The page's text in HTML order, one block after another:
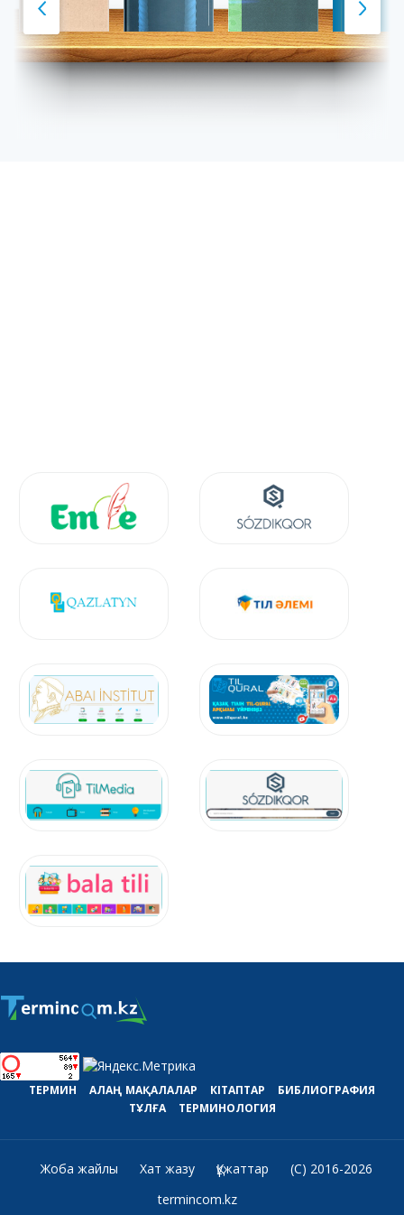
ТЕРМИН АЛАҢ МАҚАЛАЛАР КІТАПТАР
БИБЛИОГРАФИЯ
ТҰЛҒА
ТЕРМИНОЛОГИЯ
Жоба жайлы Хат жазу Құжаттар
(C) 2016-2026
termincom.kz